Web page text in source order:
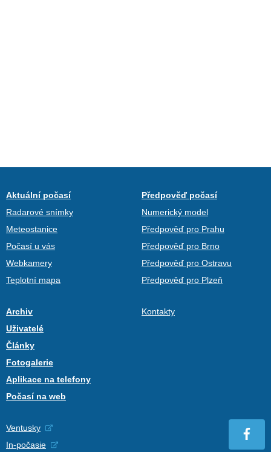
Aktuální počasí
Radarové snímky
Meteostanice
Počasí u vás
Webkamery
Teplotní mapa
Předpověď počasí
Numerický model
Předpověď pro Prahu
Předpověď pro Brno
Předpověď pro Ostravu
Předpověď pro Plzeň
Archiv
Uživatelé
Články
Fotogalerie
Aplikace na telefony
Počasí na web
Kontakty
Ventusky
In-počasie